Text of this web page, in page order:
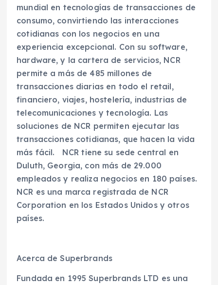
mundial en tecnologías de transacciones de
consumo, convirtiendo las interacciones
cotidianas con los negocios en una
experiencia excepcional. Con su software,
hardware, y la cartera de servicios, NCR
permite a más de 485 millones de
transacciones diarias en todo el retail,
financiero, viajes, hostelería, industrias de
telecomunicaciones y tecnología. Las
soluciones de NCR permiten ejecutar las
transacciones cotidianas, que hacen la vida
más fácil. NCR tiene su sede central en
Duluth, Georgia, con más de 29.000
empleados y realiza negocios en 180 países.
NCR es una marca registrada de NCR
Corporation en los Estados Unidos y otros
países.
Acerca de Superbrands
Fundada en 1995 Superbrands LTD es una